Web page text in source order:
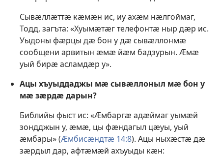
Сывӕллӕттӕ кӕмӕн ис, иу ахӕм нӕлгоймаг,
Тодд, загъта: «Хуымӕтӕг телефонтӕ ныр дӕр ис.
Уыдоны фӕрцы дӕ бон у дӕ сывӕллонмӕ
сообщени арвитын ӕмӕ йӕм бадзурын. Ӕмӕ
уый бирӕ асламдӕр у».
Ацы хъуыддаджы мӕ сывӕллоныл мӕ бон у
мӕ зӕрдӕ дарын?
Библийы фыст ис: «Ӕмбаргӕ адӕймаг уымӕй
зондджын у, ӕмӕ, цы фӕндагыл цӕуы, уый
ӕмбары» (Ӕмбисӕндтӕ 14:8). Ацы ныхӕстӕ дӕ
зӕрдыл дар, афтӕмӕй ахъуыды кӕн: